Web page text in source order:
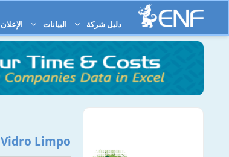
دليل شركة البيانات الإعلان
Vidro Limpo